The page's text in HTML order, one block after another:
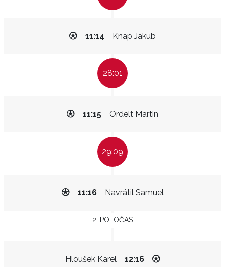
Knap Jakub
11:14
28:01
Ordelt Martin
11:15
29:09
Navrátil Samuel
11:16
2. POLOČAS
Hloušek Karel 12:16